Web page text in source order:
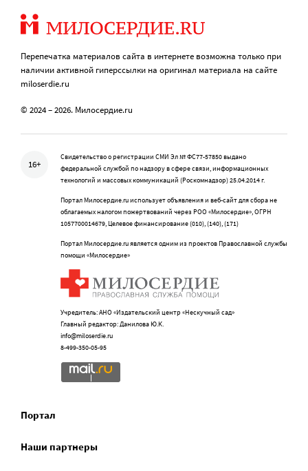
Перепечатка материалов сайта в интернете возможна только при
наличии активной гиперссылки на оригинал материала на сайте
miloserdie.ru
© 2024 – 2026. Милосердие.ru
16+
Свидетельство о регистрации СМИ Эл № ФС77-57850 выдано
федеральной службой по надзору в сфере связи, информационных
технологий и массовых коммуникаций (Роскомнадзор) 25.04.2014 г.
Портал Милосердие.ru использует объявления и веб-сайт для сбора не
облагаемых налогом пожертвований через РОО «Милосердие», ОГРН
1057700014679, Целевое финансирование (010), (140), (171)
Портал Милосердие.ru является одним из проектов Православной службы
помощи «Милосердие»
Учредитель: АНО «Издательский центр «Нескучный сад»
Главный редактор: Данилова Ю.К.
info@miloserdie.ru
8-499-350-05-95
Портал
Наши партнеры